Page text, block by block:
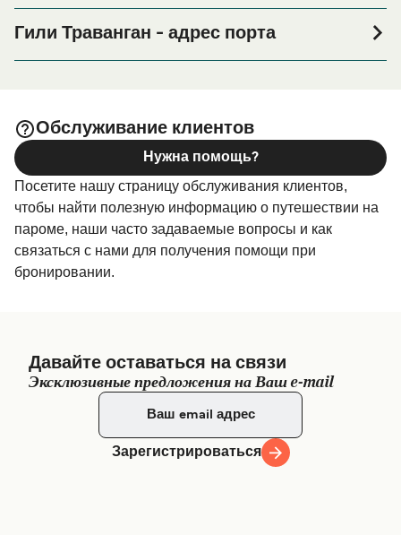
Траванган или его окрестностях перед или после
вашей поездки, или если вы ищете вариант
самые выгодные цены.
Гили Траванган - адрес порта
Gili Trawangan Beach - Gili Trawangan Beach, In front of
Ocean 2 Restaurant.
Bali Eka Jaya Office - J2WV+MFQ Gili Indah, North
Lombok Regency, West Nusa Tenggara, Indonesia
Обслуживание клиентов
Посетите нашу страницу обслуживания клиентов,
чтобы найти полезную информацию о путешествии на
пароме, наши часто задаваемые вопросы и как
связаться с нами для получения помощи при
бронировании.
Нужна помощь?
Давайте оставаться на связи
Эксклюзивные предложения на Ваш e-mail
Зарегистрироваться